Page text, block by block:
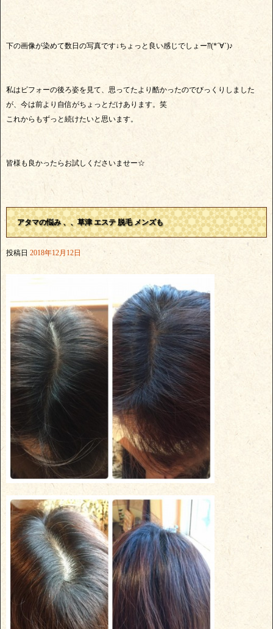
下の画像が染めて数日の写真です↓ちょっと良い感じでしょー⁇(*´∀`)♪
私はビフォーの後ろ姿を見て、思ってたより酷かったのでびっくりしました
が、今は前より自信がちょっとだけあります。笑
これからもずっと続けたいと思います。
皆様も良かったらお試しくださいませー☆
アタマの悩み 、、草津 エステ 脱毛 メンズも
投稿日 2018年12月12日